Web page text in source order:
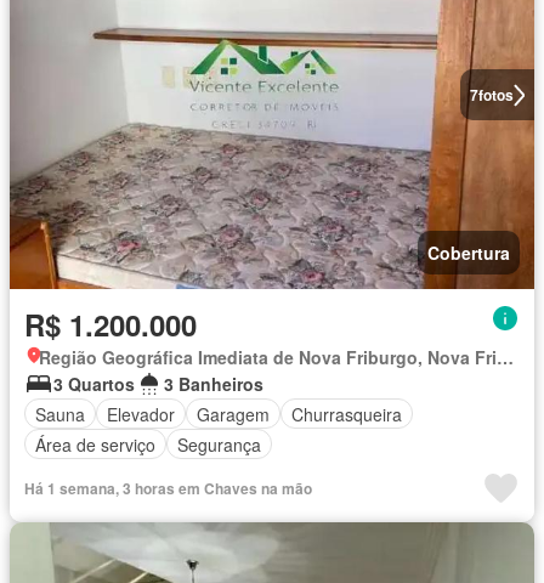
7fotos
Cobertura
R$ 1.200.000
Região Geográfica Imediata de Nova Friburgo, Nova Friburgo
3 Quartos
3 Banheiros
Sauna
Elevador Garagem
Churrasqueira
Área de serviço
Segurança
Há 1 semana, 3 horas em Chaves na mão